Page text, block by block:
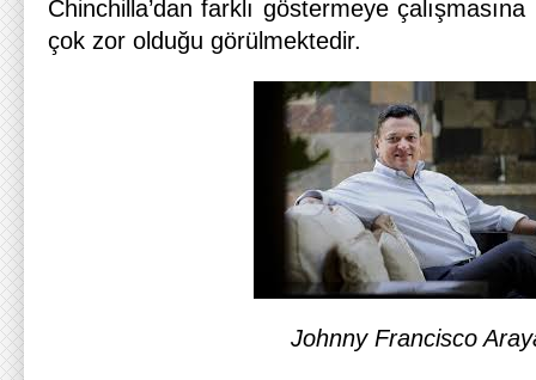
Chinchilla’dan farklı göstermeye
çok zor olduğu görülmektedir.
Johnny Francisco